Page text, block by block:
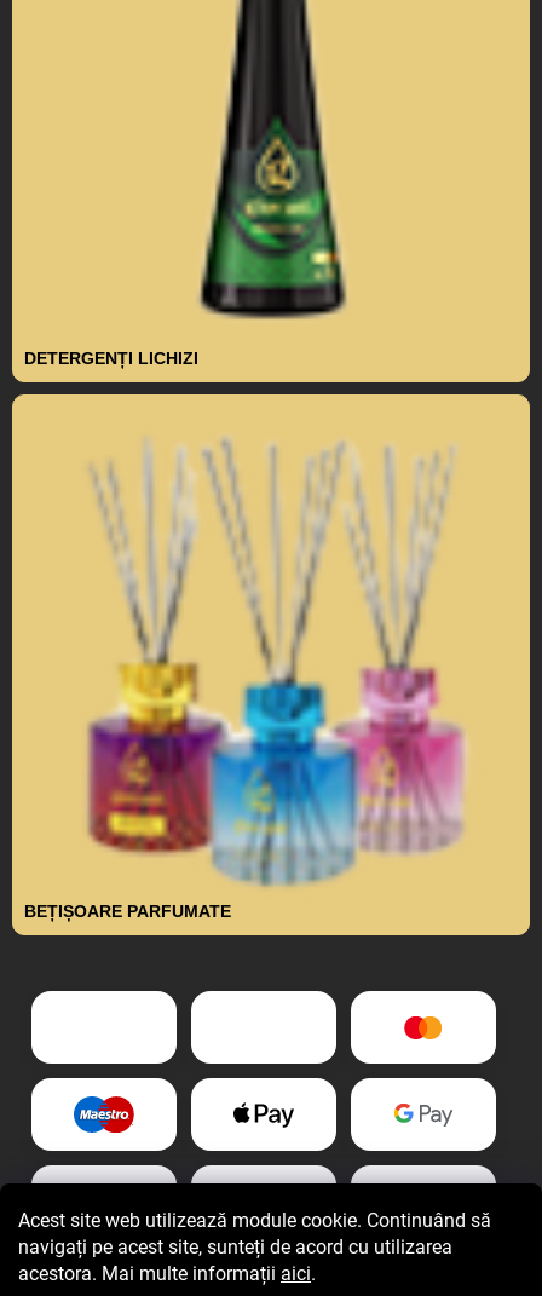
Acest site web utilizează module cookie. Continuând să
navigați pe acest site, sunteți de acord cu utilizarea
acestora. Mai multe informații aici.
DETERGENȚI LICHIZI
BEȚIȘOARE PARFUMATE